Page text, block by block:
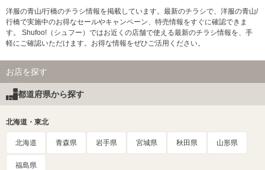
洋服の青山/行橋のチラシ情報を掲載しています。最新のチラシで、洋服の青山/
行橋で実施中のお得なセールやキャンペーン、特売情報をすぐに確認できま
す。 Shufoo!（シュフー）ではお近くの店舗で使える最新のチラシ情報を、手
軽にご確認いただけます。お得な情報をぜひご活用ください。
お店を探す
都道府県から探す
北海道・東北
北海道 青森県 岩手県 宮城県 秋田県 山形県
福島県